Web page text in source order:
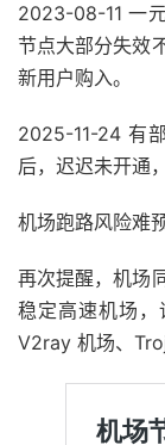
2023-08-11 一
节点大部分失效
新用户购入。
2025-11-24 有
后，迟迟未开通
机场跑路风险难
再次提醒，机场
稳定高速机场，
V2ray 机场、